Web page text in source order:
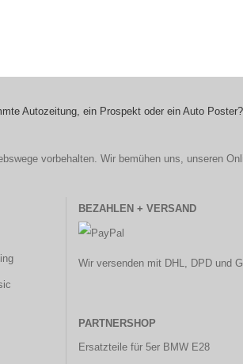
Autozeitung, ein Prospekt oder ein Auto
vorbehalten. Wir bemühen uns, unseren
BEZAHLEN + VERSAND
Wir versenden mit DHL, DPD und
PARTNERSHOP
Ersatzteile für 5er BMW E28